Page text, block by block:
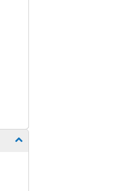
Mostrar/ocultar subpáginas